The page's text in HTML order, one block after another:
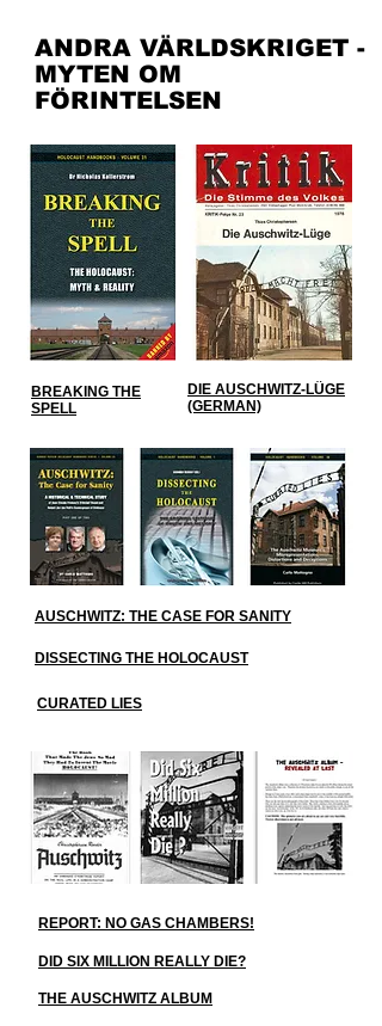
ANDRA VÄRLDSKRIGET -
MYTEN OM
FÖRINTELSEN
BREAKING THE
SPELL
DIE AUSCHWITZ-LÜGE
(GERMAN)
AUSCHWITZ: THE CASE FOR SANITY
DISSECTING THE HOLOCAUST
CURATED LIES
REPORT: NO GAS CHAMBERS!
DID SIX MILLION REALLY DIE?
THE AUSCHWITZ ALBUM